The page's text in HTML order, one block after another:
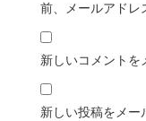
前、メールアドレ
新しいコメントを
新しい投稿をメー